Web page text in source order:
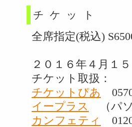
チケット
全席指定(税込)
２０１６年４月１
チケット取扱：
チケットぴあ
イープラス
（パ
カンフェティ